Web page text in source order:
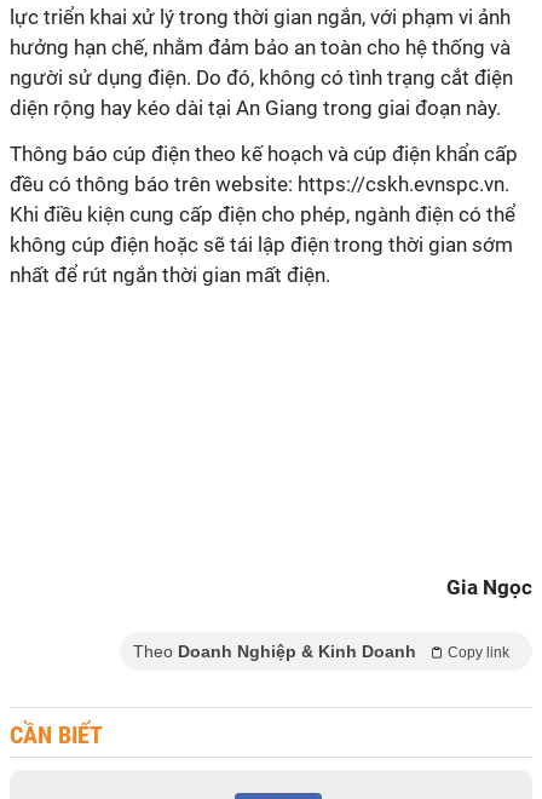
lực triển khai xử lý trong thời gian ngắn, với phạm vi ảnh
hưởng hạn chế, nhằm đảm bảo an toàn cho hệ thống và
người sử dụng điện. Do đó, không có tình trạng cắt điện
diện rộng hay kéo dài tại An Giang trong giai đoạn này.
Thông báo cúp điện theo kế hoạch và cúp điện khẩn cấp
đều có thông báo trên website: https://cskh.evnspc.vn.
Khi điều kiện cung cấp điện cho phép, ngành điện có thể
không cúp điện hoặc sẽ tái lập điện trong thời gian sớm
nhất để rút ngắn thời gian mất điện.
Gia Ngọc
Theo Doanh Nghiệp & Kinh Doanh Copy link
CẦN BIẾT